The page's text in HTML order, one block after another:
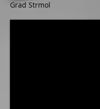
Grad Strmol